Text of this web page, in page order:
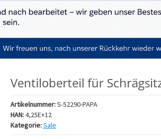
Ventiloberteil für
Artikelnummer:S-52290-PAPA
HAN:4,25E+12
Kategorie:Sale